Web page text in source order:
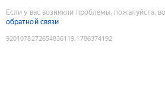
Если у вас возникли проблемы, пожалуйста,
обратной связи
9201078272654836119:1786374192